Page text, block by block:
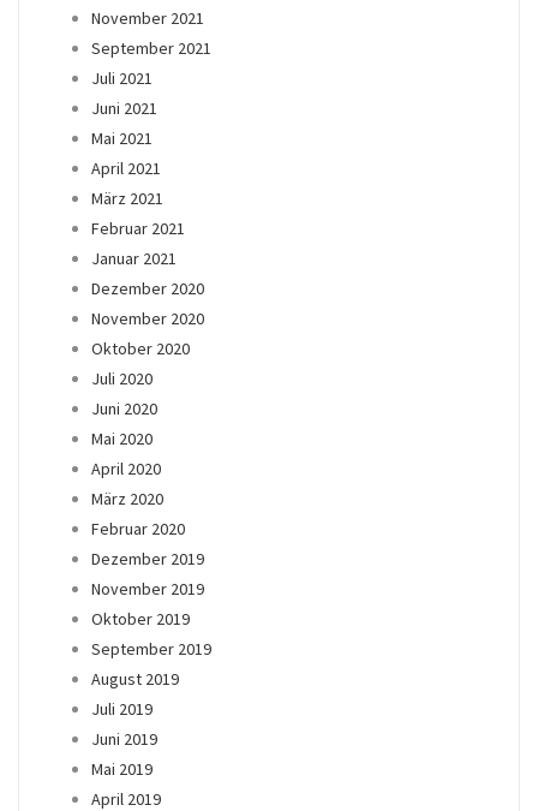
November 2021
September 2021
Juli 2021
Juni 2021
Mai 2021
April 2021
März 2021
Februar 2021
Januar 2021
Dezember 2020
November 2020
Oktober 2020
Juli 2020
Juni 2020
Mai 2020
April 2020
März 2020
Februar 2020
Dezember 2019
November 2019
Oktober 2019
September 2019
August 2019
Juli 2019
Juni 2019
Mai 2019
April 2019